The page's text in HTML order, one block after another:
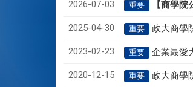
2026-07-03 重要 【商學
2025-04-30 重要 政大商學
2023-02-23 重要 企業最愛
2020-12-15 重要 政大商學